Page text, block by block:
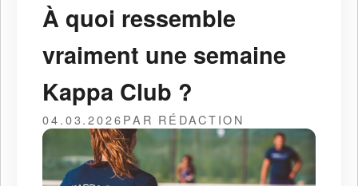
À quoi ressemble
vraiment une semaine
Kappa Club ?
04.03.2026PAR RÉDACTION